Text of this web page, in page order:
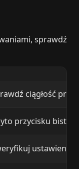
sprawdź
ciągłość
przycisku
ustawienia